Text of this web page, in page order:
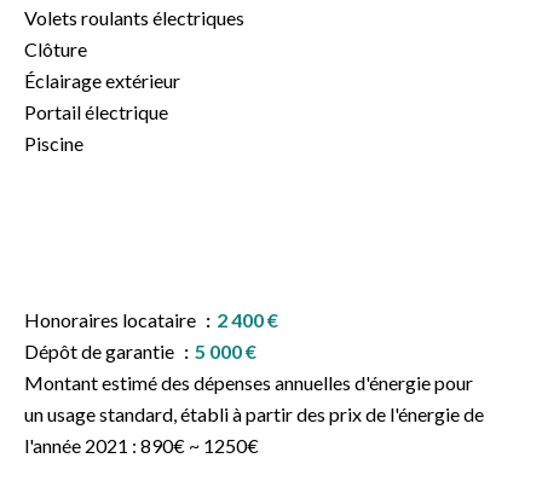
Volets roulants électriques
Clôture
Éclairage extérieur
Portail électrique
Piscine
Honoraires locataire
2 400 €
Dépôt de garantie
5 000 €
Montant estimé des dépenses annuelles d'énergie pour
un usage standard, établi à partir des prix de l'énergie de
l'année 2021 : 890€ ~ 1250€